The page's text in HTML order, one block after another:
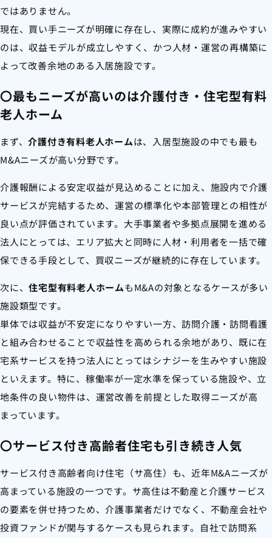
ではありません。
現在、買い手ニーズが明確に存在し、実際に成約が進みやすい
のは、収益モデルが成立しやすく、かつ人材・運営の再構築に
よって改善余地のある入居施設です。
〇最もニーズが高いのは介護付き・住宅型有料
老人ホーム
まず、介護付き有料老人ホームは、入居型施設の中でも最も
M&Aニーズが高い分野です。
介護報酬による安定収益が見込めることに加え、施設内で介護
サービスが完結するため、運営の標準化や本部管理との相性が
良い点が評価されています。大手事業者や多拠点展開を進める
法人にとっては、エリア拡大と同時に人材・利用者を一括で確
保できる手段として、買収ニーズが継続的に存在しています。
次に、住宅型有料老人ホームもM&Aの対象となるケースが多い
施設類型です。
単体では収益が不安定になりやすい一方、訪問介護・訪問看護
と組み合わせることで収益性を高められる余地があり、既に在
宅系サービスを持つ法人にとってはシナジーを生みやすい施設
といえます。特に、稼働率が一定水準を保っている施設や、立
地条件の良い物件は、運営改善を前提とした取得ニーズが高
まっています。
〇サービス付き高齢者住宅も引き続き人気
サービス付き高齢者向け住宅（サ高住）も、近年M&Aニーズが
高まっている施設の一つです。サ高住は不動産と介護サービス
の要素を併せ持つため、介護事業者だけでなく、不動産会社や
投資ファンドが関与するケースも見られます。自社で訪問系